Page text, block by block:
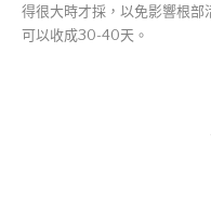
得很大時才採，以免影響根部
可以收成30-40天。